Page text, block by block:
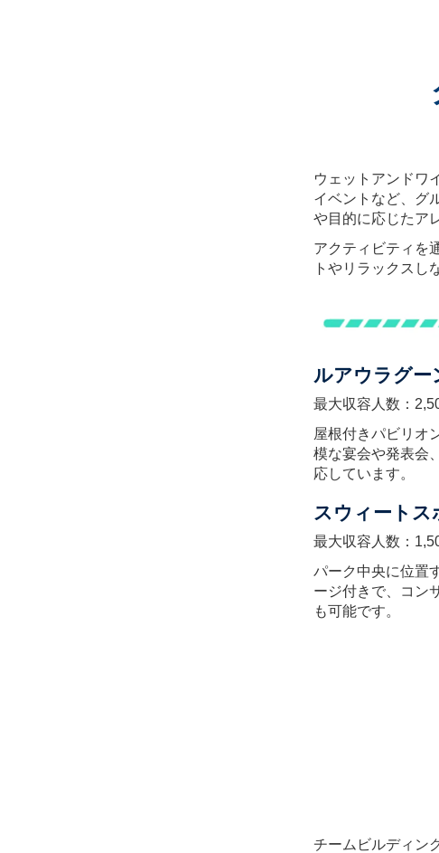
ウェットアンドワ
イベントなど、グ
や目的に応じたア
アクティビティを
トやリラックスし
ルアウラグー
最大収容人数：
屋根付きパビリオ
模な宴会や発表会
応しています。
スウィートス
最大収容人数：
パーク中央に位置
ージ付きで、コン
も可能です。
チームビルディン